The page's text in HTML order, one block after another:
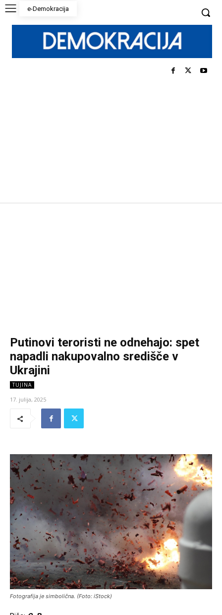
e-Demokracija
Putinovi teroristi ne odnehajo: spet
napadli nakupovalno središče v
Ukrajini
TUJINA
17. julija, 2025
Fotografija je simbolična. (Foto: iStock)